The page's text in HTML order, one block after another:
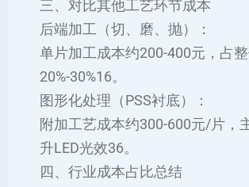
三、对比其他工艺环节成本
‌后端加工（切、磨、抛）‌：
单片加工成本约‌200-400元‌，占
20%-30%‌16。
‌图形化处理（PSS衬底）‌：
附加工艺成本约‌300-600元/片‌，
升LED光效‌36。
四、行业成本占比总结